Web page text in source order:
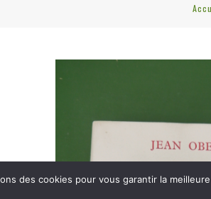
des cookies pour vous garantir la